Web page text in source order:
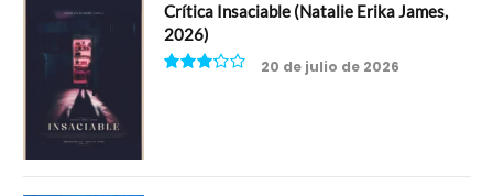
Crítica Insaciable (Natalie Erika James,
2026)
20 de julio de 2026